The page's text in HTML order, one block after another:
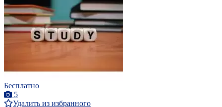
Бесплатно
5
Удалить из избранного